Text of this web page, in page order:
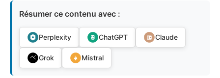
Résumer ce contenu avec :
Perplexity ChatGPT Claude
Grok Mistral